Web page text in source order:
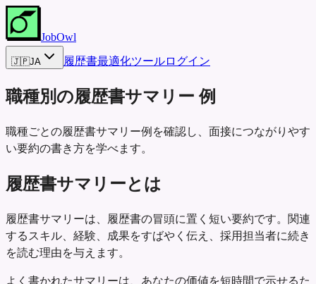
JobOwl
🇯🇵JA 履歴書最適化ツールログイン
職種別の履歴書サマリー 例
職種ごとの履歴書サマリー例を確認し、面接につながりやす
い要約の書き方を学べます。
履歴書サマリーとは
履歴書サマリーは、履歴書の冒頭に置く短い要約です。関連
するスキル、経験、成果をすばやく伝え、採用担当者に続き
を読む理由を与えます。
よく書かれたサマリーは、あなたの価値を短時間で示せるた